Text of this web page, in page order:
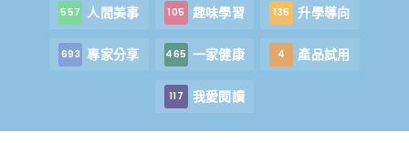
557 人間美事 105 趣味學習 135 升學導向
693 專家分享 465 一家健康 4 產品試用
117 我愛閱讀